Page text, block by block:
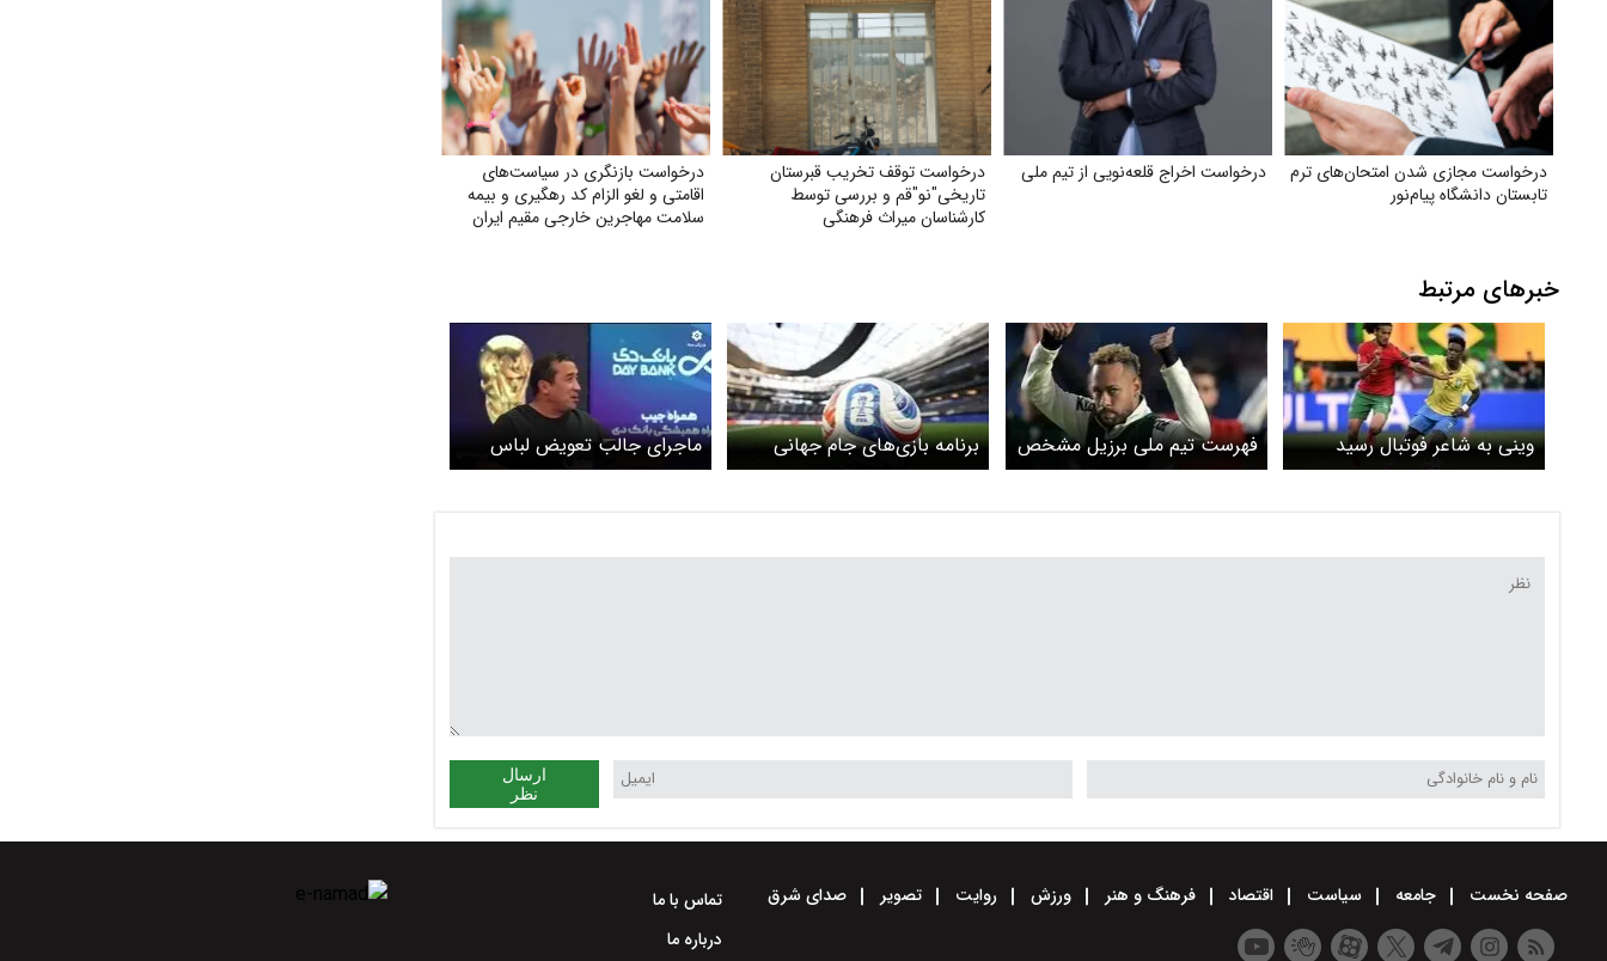
درخواست مجازی شدن امتحان‌های ترم
تابستان دانشگاه پیام‌نور
درخواست اخراج قلعه‌نویی از تیم ملی
درخواست توقف تخریب قبرستان
تاریخی"نو"قم و بررسی توسط
کارشناسان میراث فرهنگی
درخواست بازنگری در سیاست‌های
اقامتی و لغو الزام کد رهگیری و بیمه
سلامت مهاجرین خارجی مقیم ایران
خبرهای مرتبط
وینی به شاعر فوتبال رسید
فهرست تیم ملی برزیل مشخص
شد
برنامه بازی‌های جام جهانی
۲۰۲۶ امروز و فردا ۱۴ و ۱۵ تیر
ماجرای جالب تعویض لباس
عابدزاده بین نیمه
ارسال
نظر
صفحه نخست جامعه سیاست اقتصاد فرهنگ و هنر ورزش روایت تصویر صدای شرق
تماس با ما
درباره ما